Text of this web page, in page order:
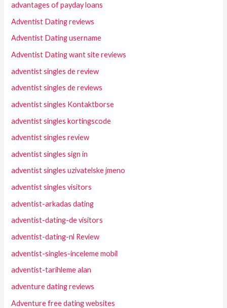
advantages of payday loans
Adventist Dating reviews
Adventist Dating username
Adventist Dating want site reviews
adventist singles de review
adventist singles de reviews
adventist singles Kontaktborse
adventist singles kortingscode
adventist singles review
adventist singles sign in
adventist singles uzivatelske jmeno
adventist singles visitors
adventist-arkadas dating
adventist-dating-de visitors
adventist-dating-nl Review
adventist-singles-inceleme mobil
adventist-tarihleme alan
adventure dating reviews
Adventure free dating websites